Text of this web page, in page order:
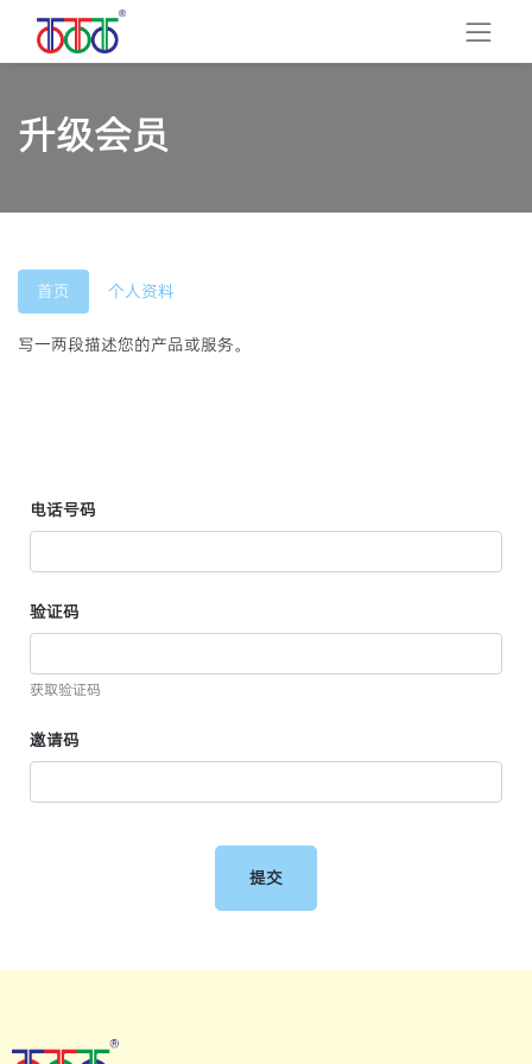
升级会员
首页 个人资料
写一两段描述您的产品或服务。
电话号码
验证码
获取验证码
邀请码
提交